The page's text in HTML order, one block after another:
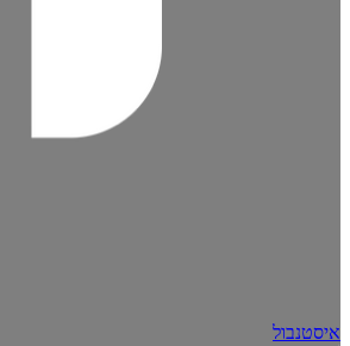
איסטנבול